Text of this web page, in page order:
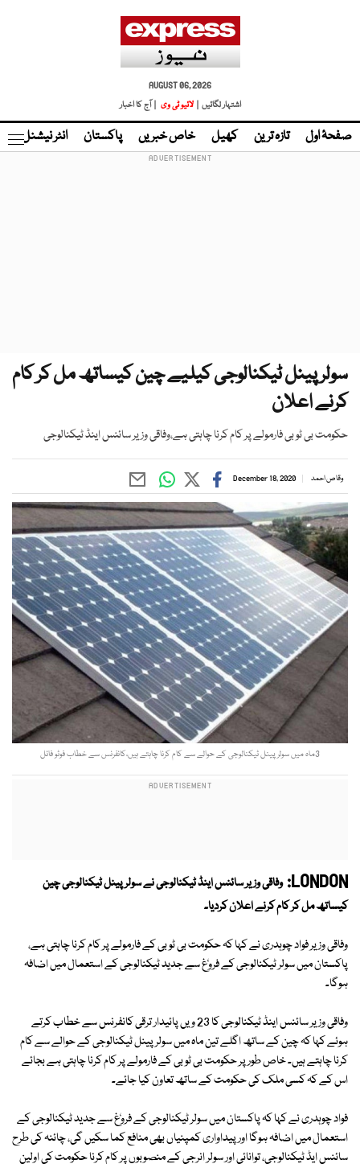
AUGUST 06, 2026
اشتہار لگائیں |
لائیو ٹی وی | آج کا اخبار
صفحۂ اول تازہ ترین کھیل خاص خبریں پاکستان انٹر نیشنل
سولر پینل ٹیکنالوجی کیلیے چین کیساتھ مل کر کام
کرنے اعلان
حکومت بی ٹو بی فارمولے پر کام کرنا چاہتی ہے،وفاقی وزیر سائنس اینڈ ٹیکنالوجی
وقاص احمد December 18, 2020
3ماہ میں سولر پینل ٹیکنالوجی کے حوالے سے کام کرنا چاہتے ہیں،کانفرنس سے خطاب فوٹو فائل
LONDON: وفاقی وزیر سائنس اینڈ ٹیکنالوجی نے سولر پینل ٹیکنالوجی چین
کیساتھ مل کر کام کرنے اعلان کردیا۔
وفاقی وزیر فواد چوہدری نے کہا کہ حکومت بی ٹو بی کے فارمولے پر کام کرنا چاہتی ہے،
پاکستان میں سولر ٹیکنالوجی کے فروٗغ سے جدید ٹیکنالوجی کے استعمال میں اضافہ
ہوگا۔
وفاقی وزیر سائنس اینڈ ٹیکنالوجی کا 23 ویں پائیدار ترقی کانفرنس سے خطاب کرتے
ہوئے کہا کہ چین کے ساتھ اگلے تین ماہ میں سولر پینل ٹیکنالوجی کے حوالے سے کام
کرنا چاہتے ہیں۔ خاص طور پر حکومت بی ٹو بی کے فارمولے پر کام کرنا چاہتی ہے بجائے
اس کے کہ کسی ملک کی حکومت کے ساتھ تعاون کیا جائے۔
فواد چوہدری نے کہا کہ پاکستان میں سولر ٹیکنالوجی کے فروٗغ سے جدید ٹیکنالوجی کے
استعمال میں اضافہ ہوگا اور پیداواری کمپنیاں بھی منافع کما سکیں گی، چائنہ کی طرح
سائنس ایڈ ٹیکنالوجی، توانائی اور سولر انرجی کے منصوبوں پر کام کرنا حکومت کی اولین